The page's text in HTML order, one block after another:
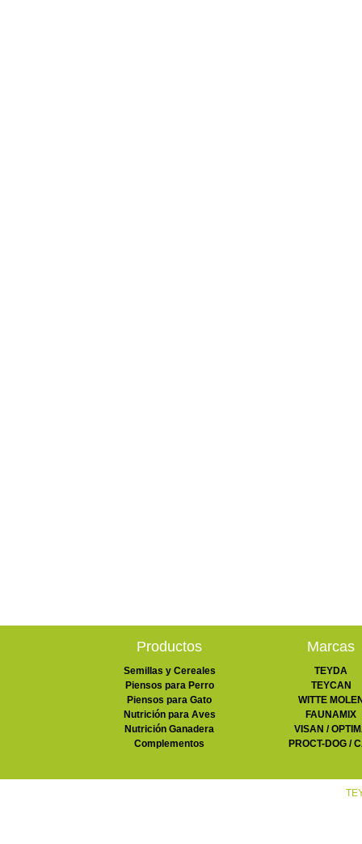
Semillas y Cereales
Piensos para Perro
Piensos para Gato
Nutrición para Aves
Nutrición Ganadera
Complementos
TEYDA
TEYCAN
WITTE
FAUNAMIX
VISAN /
PROCT-DOG /
Productos Marcas